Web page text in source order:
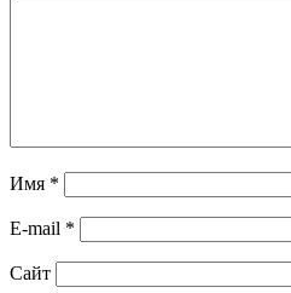
Имя *
E-mail *
Сайт